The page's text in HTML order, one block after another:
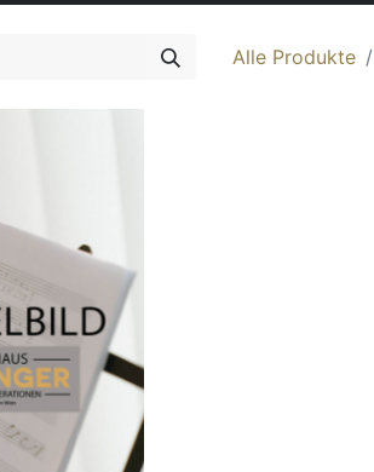
Alle Produkte